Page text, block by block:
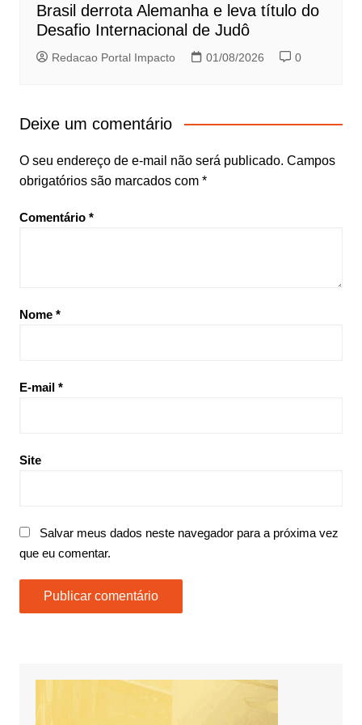
Brasil derrota Alemanha e leva título do
Desafio Internacional de Judô
Redacao Portal Impacto 01/08/2026 0
Deixe um comentário
O seu endereço de e-mail não será publicado. Campos
obrigatórios são marcados com *
Comentário *
Nome *
E-mail *
Site
Salvar meus dados neste navegador para a próxima vez
que eu comentar.